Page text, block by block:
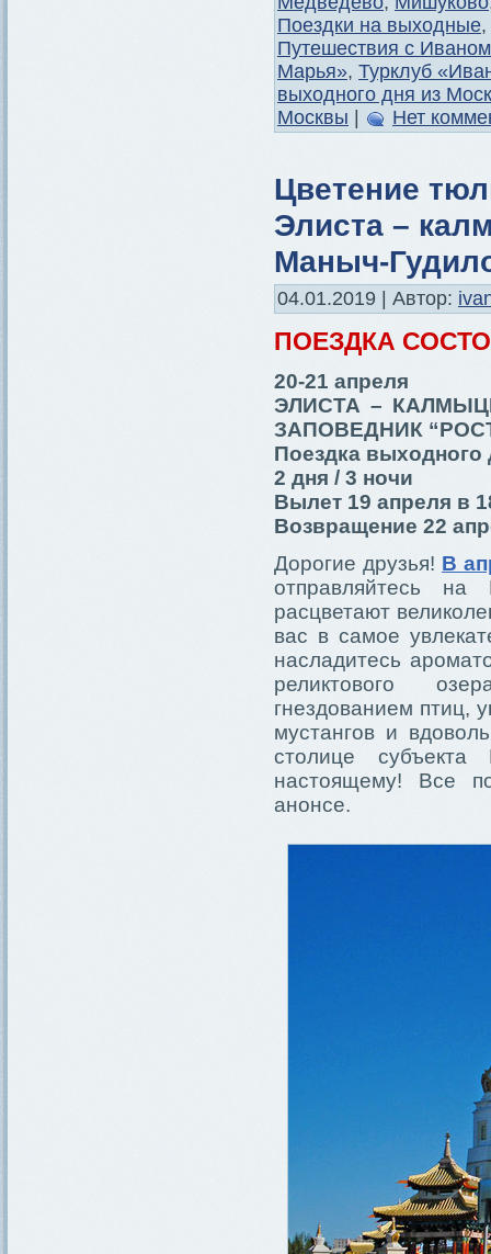
Поездки на выходные,
Путешествия с
Марья», Турклуб
выходного дня из
Москвы
Нет
Цветение
Элиста –
Маныч-
04.01.2019 | Автор:
ПОЕЗДКА
20-21 апреля
ЭЛИСТА –
ЗАПОВЕДНИК
Поездка выходного
2 дня / 3 ночи
Вылет 19 апреля в
Возвращение 22
Дорогие друзья! В
отправляйтесь
расцветают
вас в самое
насладитесь
реликтового
гнездованием птиц,
мустангов и
столице
настоящему! Все
анонсе.